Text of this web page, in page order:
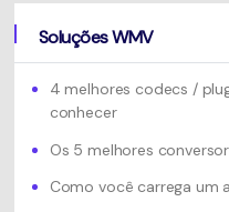
Soluções WMV
4 melhores codecs /
conhecer
Os 5 melhores
Como você carrega um